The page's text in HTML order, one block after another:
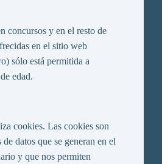
concursos y en el resto de
en el sitio web
sólo está permitida a
edad.
cookies. Las cookies son
datos que se generan en el
y que nos permiten